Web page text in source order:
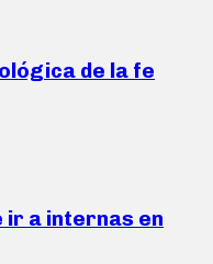
de la fe
ir a internas en